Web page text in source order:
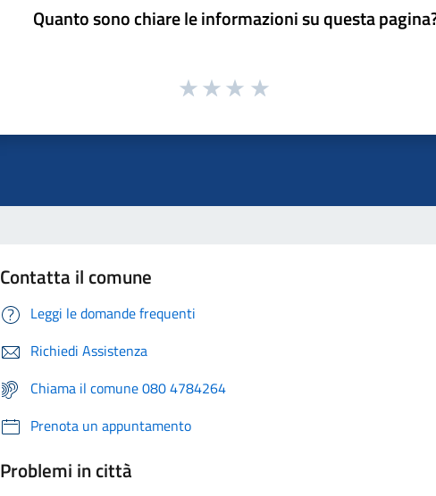
Quanto sono chiare le informazioni su questa
Contatta il comune
Leggi le domande frequenti
Richiedi Assistenza
Chiama il comune 080 4784264
Prenota un appuntamento
Problemi in città